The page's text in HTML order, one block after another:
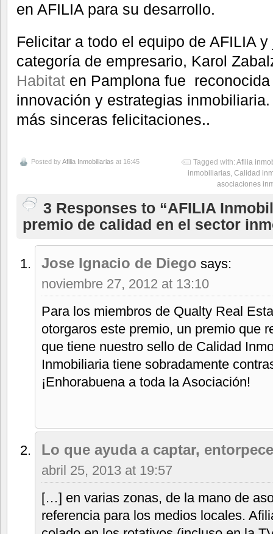
en AFILIA para su desarrollo.
Felicitar a todo el equipo de AFILIA
categoría de empresario, Karol
Habitat en Pamplona fue
innovación y estrategias
más sinceras felicitaciones..
Posted byAfilia Inmobiliarias at 16:45 Tagged with: Afilia
inmobiliarias, Calidad
asociaciones
3 Responses to “AFILIA
premio de calidad en el sector
Jose Ignacio de Diego says:
noviembre 27, 2012 at 13:10
Para los miembros de Qualty Real
otorgaros este premio, un premio que
que tiene nuestro sello de Calidad
Inmobiliaria tiene sobradamente
¡Enhorabuena a toda la Asociación!
Lo que ayuda a captar,
abril 25, 2013 at 19:57
[…] en varias zonas, de la mano de
referencia para los medios locales.